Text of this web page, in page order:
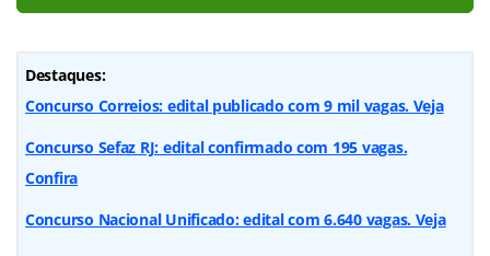
Destaques:
Concurso Correios: edital publicado com 9 mil vagas. Veja
Concurso Sefaz RJ: edital confirmado com 195 vagas.
Confira
Concurso Nacional Unificado: edital com 6.640 vagas. Veja